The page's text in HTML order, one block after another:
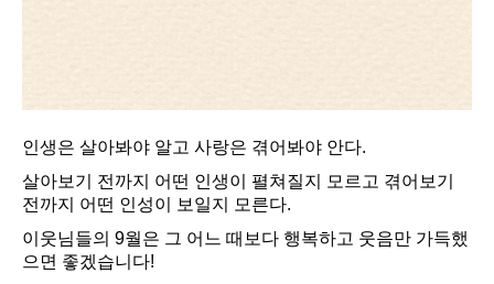
인생은 살아봐야 알고 사랑은 겪어봐야 안다.
살아보기 전까지 어떤 인생이 펼쳐질지 모르고 겪어보기
전까지 어떤 인성이 보일지 모른다.
이웃님들의 9월은 그 어느 때보다 행복하고 웃음만 가득했
으면 좋겠습니다!